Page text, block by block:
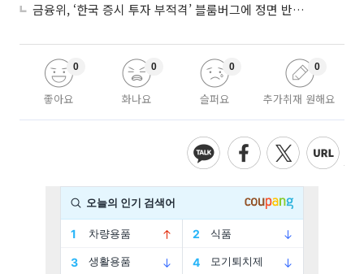
금융위, ‘한국 증시 투자 부적격’ 블룸버그에 정면 반박…“근거 불분명”
좋아요
0
화나요
0
슬퍼요
0
추가취재 원해요
0